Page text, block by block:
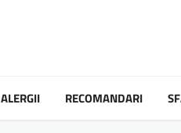
ALERGII RECOMANDARI